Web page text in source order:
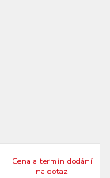
Cena a termín dodání
na dotaz